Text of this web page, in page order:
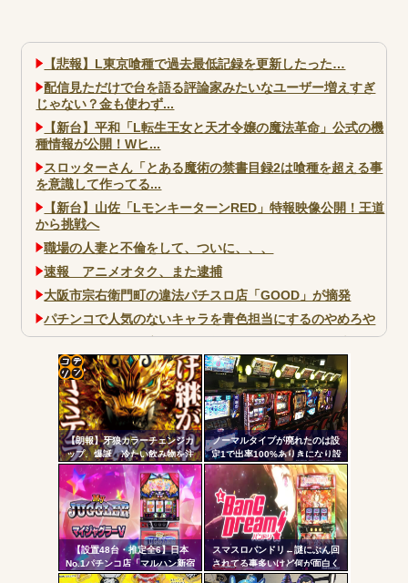
【悲報】L東京喰種で過去最低記録を更新したった…
配信見ただけで台を語る評論家みたいなユーザー増えすぎ
じゃない？金も使わず...
【新台】平和「L転生王女と天才令嬢の魔法革命」公式の機
種情報が公開！Wヒ...
スロッターさん「とある魔術の禁書目録2は喰種を超える事
を意識して作ってる...
【新台】山佐「LモンキーターンRED」特報映像公開！王道
から挑戦へ
職場の人妻と不倫をして、ついに、、、
速報 アニメオタク、また逮捕
大阪市宗右衛門町の違法パチスロ店「GOOD」が摘発
パチンコで人気のないキャラを青色担当にするのやめろや
「今までありがとう」と...
無職のパチンコカス(22)なんやが、ワイの人生どれくらい
ヤバいか教えて？...
AngelBeats!とかいうクソアニメの思い出ｗｗｗ
Powered by livedoor 相互RSS
【朗報】牙狼カラーチェンジカ
ップ、爆誕 冷たい飲み物を注
ぐと背景が浮かび上がる
ノーマルタイプが廃れたのは設
定1で出率100%ありきになり設
定1放置がデフォになったから
【設置48台・推定全6】日本
No.1パチンコ店「マルハン新宿
東宝ビル店」のマイジャグラ
スマスロバンドリ←謎にぶん回
されてる事多いけど何が面白く
て打ってるの？？？
コテ
リン
- 固
定リ
ンク
自動
更新
ツー